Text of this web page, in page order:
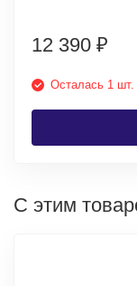
12 390 ₽
Осталась 1 шт.
С этим